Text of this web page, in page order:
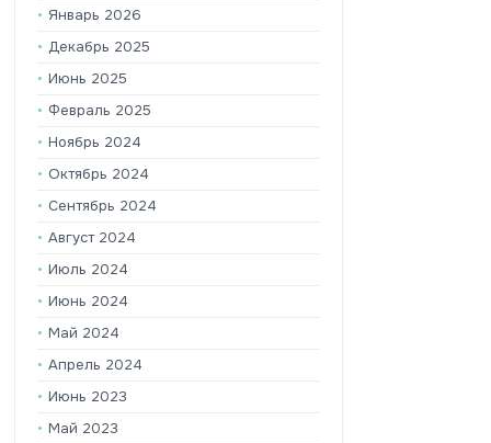
Январь 2026
Декабрь 2025
Июнь 2025
Февраль 2025
Ноябрь 2024
Октябрь 2024
Сентябрь 2024
Август 2024
Июль 2024
Июнь 2024
Май 2024
Апрель 2024
Июнь 2023
Май 2023